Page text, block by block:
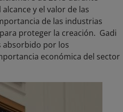
y el valor de las
de las industrias
proteger la creación. Gadi
absorbido por los
económica del sector